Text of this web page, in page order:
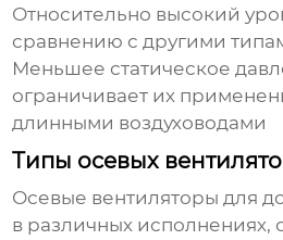
Относительно высокий
сравнению с другими
Меньшее статическое
ограничивает их
длинными воздуховодами
Типы осевых
Осевые вентиляторы для
в различных исполнениях,